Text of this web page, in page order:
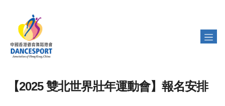
【2025 雙北世界壯年運動會】報名安排